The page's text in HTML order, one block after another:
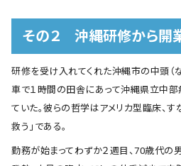
その２ 沖縄研修から開
研修を受け入れてくれた沖縄市の中頭（
車で１時間の田舎にあって沖縄県立中
ていた。彼らの哲学はアメリカ型臨床、
救う」である。
勤務が始まってわずか２週目、70歳代の